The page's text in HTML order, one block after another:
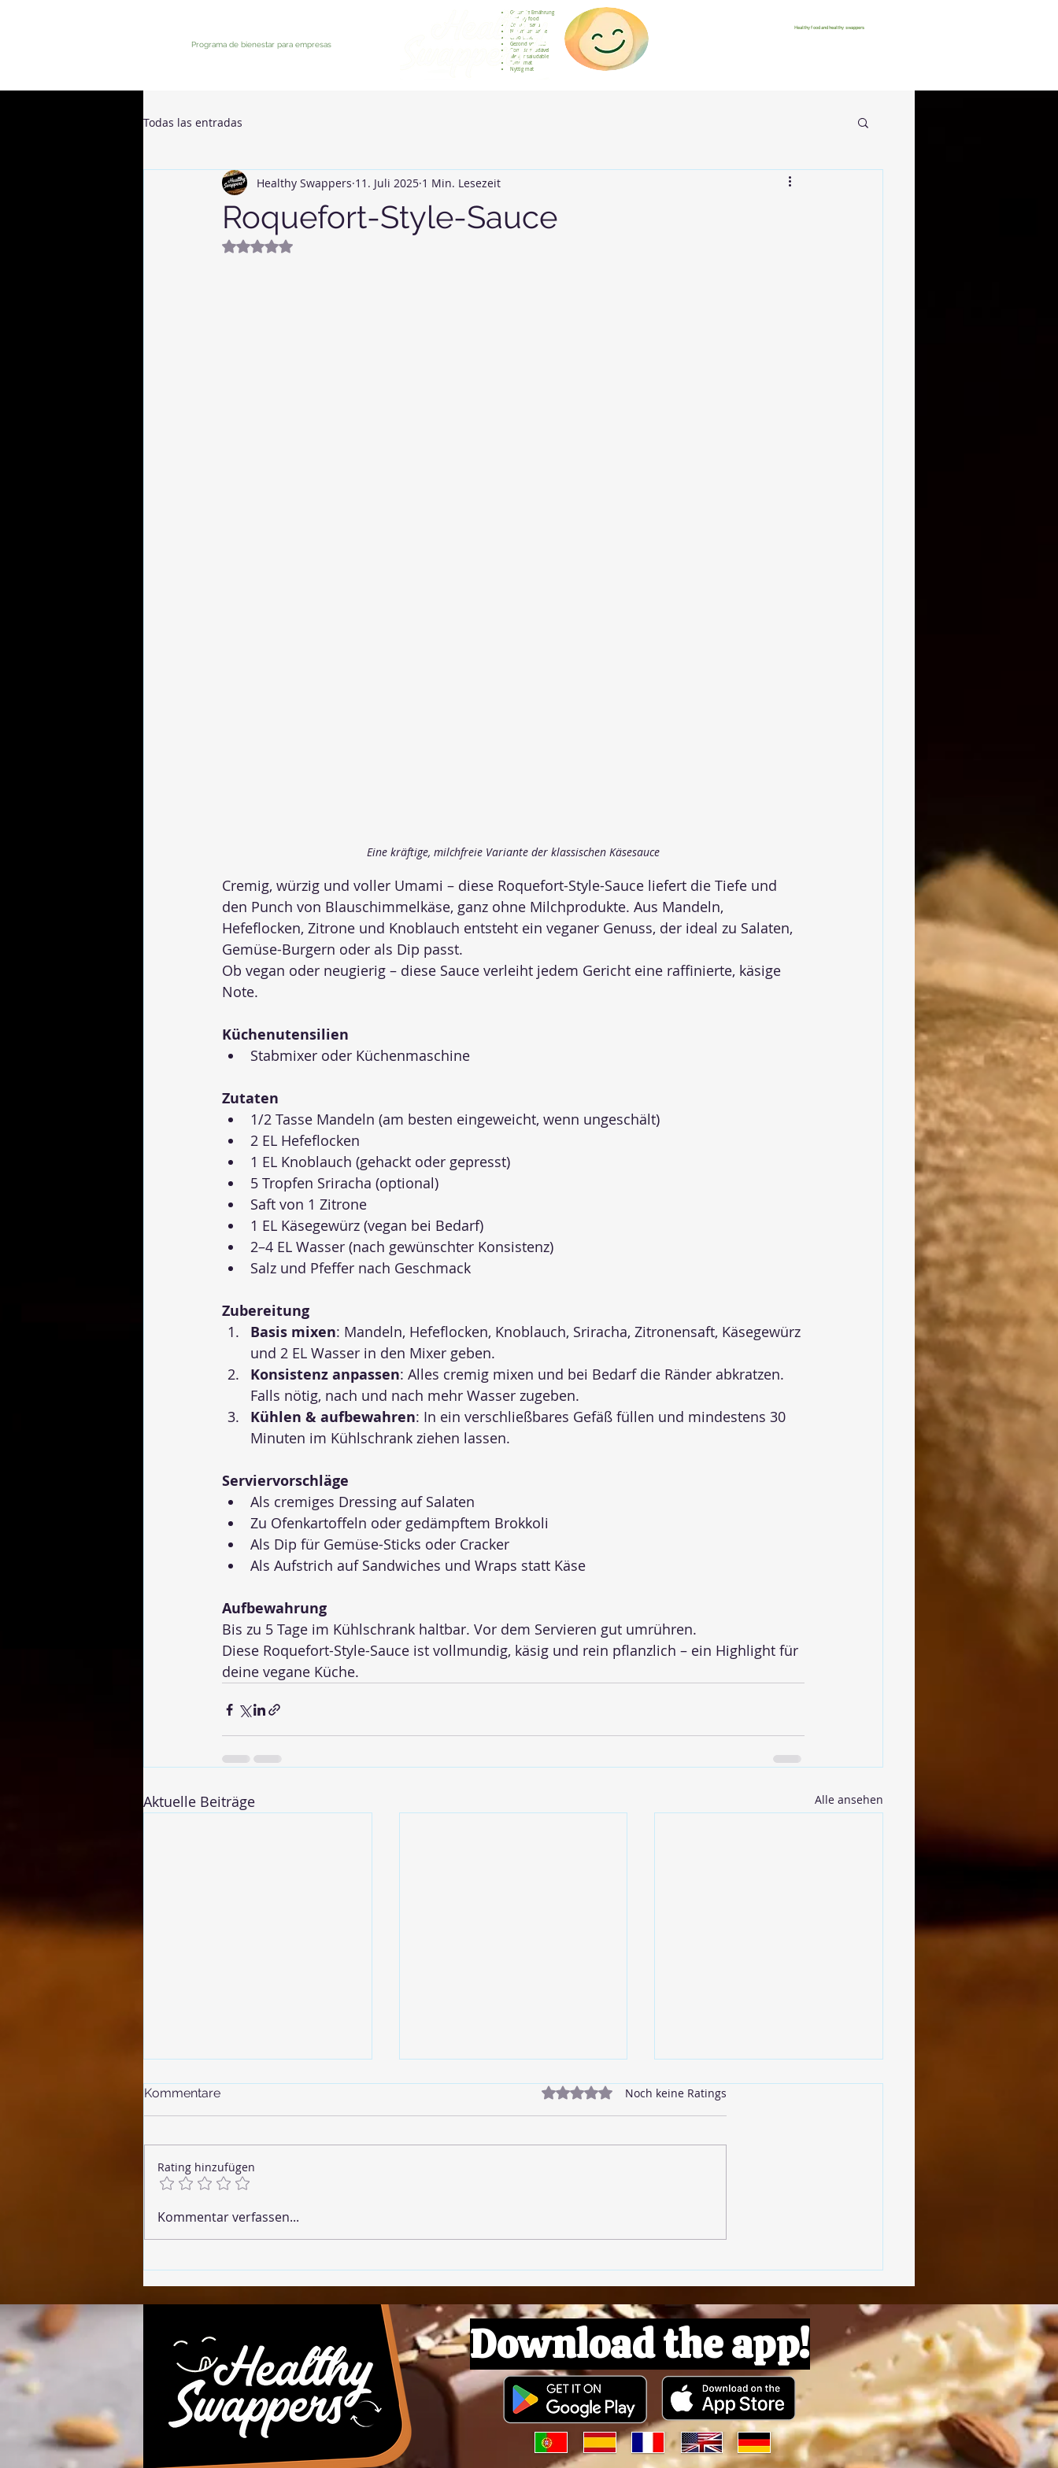
Programa de bienestar para empresas
Gesunde Ernährung
Healthy food
Comida sana
Nourriture saine
Cibo sano
Gezond voedsel
Comida saudável
Menjar saludable
Sunn mat
Nyttig mat
Healthy food and healthy swappers
Todas las entradas
Roquefort-Style-Sauce
Healthy Swappers 11. Juli 2025 1 Min. Lesezeit
Mit NaN von 5 Sternen bewertet.
Eine kräftige, milchfreie Variante der klassischen Käsesauce
Cremig, würzig und voller Umami – diese Roquefort-Style-Sauce liefert die Tiefe und
den Punch von Blauschimmelkäse, ganz ohne Milchprodukte. Aus Mandeln,
Hefeflocken, Zitrone und Knoblauch entsteht ein veganer Genuss, der ideal zu Salaten,
Gemüse-Burgern oder als Dip passt.
Ob vegan oder neugierig – diese Sauce verleiht jedem Gericht eine raffinierte, käsige
Note.
Küchenutensilien
Stabmixer oder Küchenmaschine
Zutaten
1/2 Tasse Mandeln (am besten eingeweicht, wenn ungeschält)
2 EL Hefeflocken
1 EL Knoblauch (gehackt oder gepresst)
5 Tropfen Sriracha (optional)
Saft von 1 Zitrone
1 EL Käsegewürz (vegan bei Bedarf)
2–4 EL Wasser (nach gewünschter Konsistenz)
Salz und Pfeffer nach Geschmack
Zubereitung
Basis mixen: Mandeln, Hefeflocken, Knoblauch, Sriracha, Zitronensaft, Käsegewürz
und 2 EL Wasser in den Mixer geben.
Konsistenz anpassen: Alles cremig mixen und bei Bedarf die Ränder abkratzen.
Falls nötig, nach und nach mehr Wasser zugeben.
Kühlen & aufbewahren: In ein verschließbares Gefäß füllen und mindestens 30
Minuten im Kühlschrank ziehen lassen.
Serviervorschläge
Als cremiges Dressing auf Salaten
Zu Ofenkartoffeln oder gedämpftem Brokkoli
Als Dip für Gemüse-Sticks oder Cracker
Als Aufstrich auf Sandwiches und Wraps statt Käse
Aufbewahrung
Bis zu 5 Tage im Kühlschrank haltbar. Vor dem Servieren gut umrühren.
Diese Roquefort-Style-Sauce ist vollmundig, käsig und rein pflanzlich – ein Highlight für
deine vegane Küche.
Aktuelle Beiträge Alle ansehen
🌶 Vegane Chorizo
Kommentare Mit 0 von 5 Sternen bewertet.
Noch keine Ratings
Rating hinzufügen
Kommentar verfassen...
Download the app!